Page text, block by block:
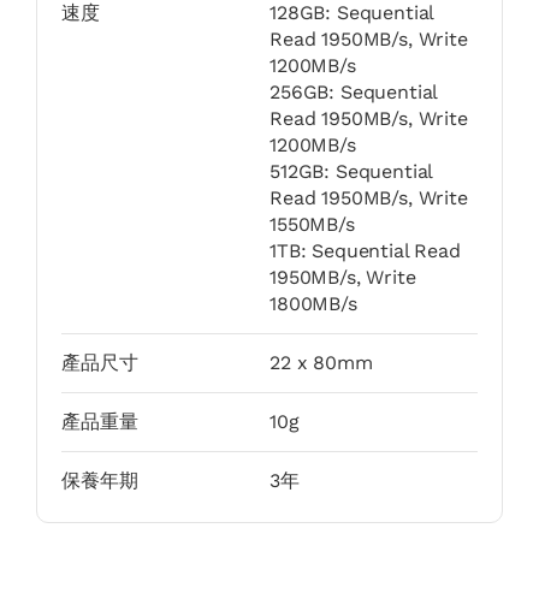
速度
128GB: Sequential
Read 1950MB/s, Write
1200MB/s
256GB: Sequential
Read 1950MB/s, Write
1200MB/s
512GB: Sequential
Read 1950MB/s, Write
1550MB/s
1TB: Sequential Read
1950MB/s, Write
1800MB/s
產品尺寸 22 x 80mm
產品重量 10g
保養年期 3年